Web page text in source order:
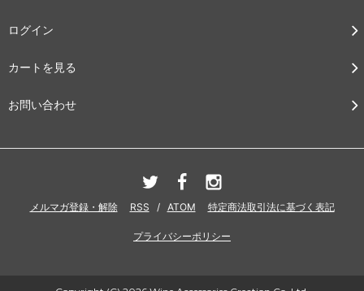
ログイン
カートを見る
お問い合わせ
メルマガ登録・解除 RSS / ATOM 特定商法取引法に基づく表記
プライバシーポリシー